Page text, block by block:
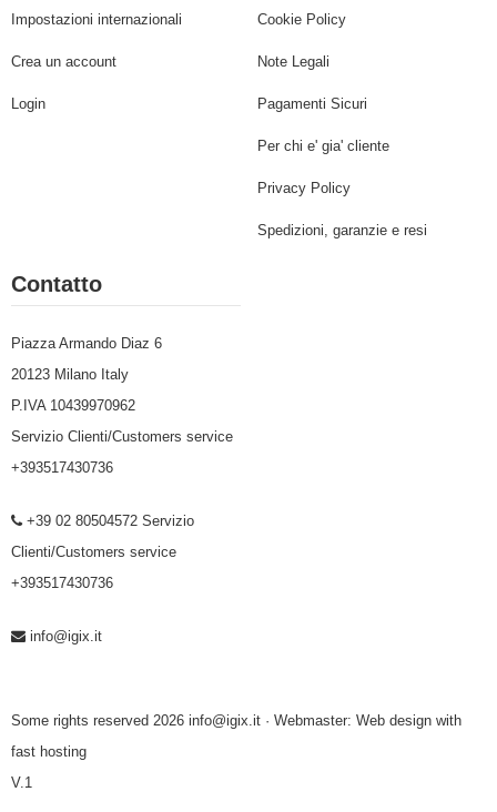
Impostazioni internazionali
Crea un account
Login
Cookie Policy
Note Legali
Pagamenti Sicuri
Per chi e' gia' cliente
Privacy Policy
Spedizioni, garanzie e resi
Contatto
Piazza Armando Diaz 6
20123 Milano Italy
P.IVA 10439970962
Servizio Clienti/Customers service
+393517430736
+39 02 80504572 Servizio
Clienti/Customers service
+393517430736
info@igix.it
Some rights reserved 2026 info@igix.it · Webmaster: Web design with
fast hosting
V.1